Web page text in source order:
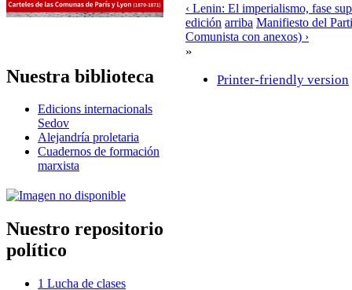
Nuestra biblioteca
Edicions internacionals
Sedov
Alejandría proletaria
Cuadernos de formación
marxista
Nuestro repositorio
político
1 Lucha de clases
‹ Lenin: El imperialismo, fase
edición arriba Manifiesto del
Comunista con anexos) ›
»
Printer-friendly version